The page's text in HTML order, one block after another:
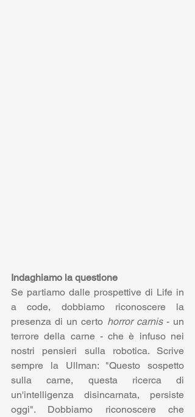
Indaghiamo la questione
Se partiamo dalle prospettive di Life in
a code, dobbiamo riconoscere la
presenza di un certo horror carnis - un
terrore della carne - che è infuso nei
nostri pensieri sulla robotica. Scrive
sempre la Ullman: "Questo sospetto
sulla carne, questa ricerca di
un'intelligenza disincarnata, persiste
oggi". Dobbiamo riconoscere che